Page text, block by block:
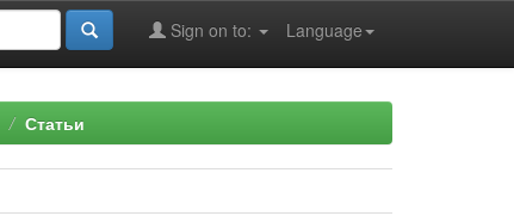
Language
Sign on to:
Статьи